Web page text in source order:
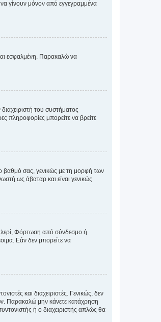
γίνουν μόνον από εγγεγραμμένα
εσφαλμένη. Παρακαλώ να
του συστήματος
πληροφορίες μπορείτε να βρείτε
βαθμό σας, γενικώς με τη μορφή των
ως άβαταρ και είναι γενικώς
Φόρτωση από σύνδεσμο ή
Εάν δεν μπορείτε να
και διαχειριστές. Γενικώς, δεν
Παρακαλώ μην κάνετε κατάχρηση
ή ο διαχειριστής απλώς θα